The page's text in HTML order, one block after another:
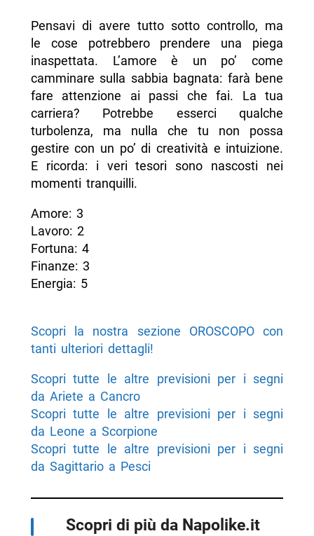
Pensavi di avere tutto sotto controllo, ma
le cose potrebbero prendere una piega
inaspettata. L’amore è un po’ come
camminare sulla sabbia bagnata: farà bene
fare attenzione ai passi che fai. La tua
carriera? Potrebbe esserci qualche
turbolenza, ma nulla che tu non possa
gestire con un po’ di creatività e intuizione.
E ricorda: i veri tesori sono nascosti nei
momenti tranquilli.
Amore: 3
Lavoro: 2
Fortuna: 4
Finanze: 3
Energia: 5
Scopri la nostra sezione OROSCOPO con
tanti ulteriori dettagli!
Scopri tutte le altre previsioni per i segni
da Ariete a Cancro
Scopri tutte le altre previsioni per i segni
da Leone a Scorpione
Scopri tutte le altre previsioni per i segni
da Sagittario a Pesci
Scopri di più da Napolike.it